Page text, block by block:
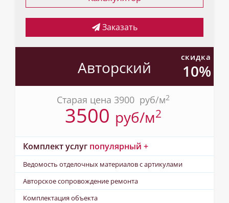
Заказать
скидка
10%
Авторский
Старая цена 3900 pуб/м2
3500 pуб/м2
Комплект услуг популярный +
Ведомость отделочных материалов с артикулами
Авторское сопровождение ремонта
Комплектация объекта